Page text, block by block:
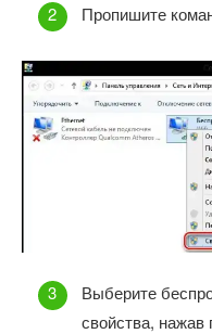
Пропишите
Выберите
свойства,